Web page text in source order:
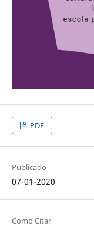
PDF
Publicado
07-01-2020
Como Citar